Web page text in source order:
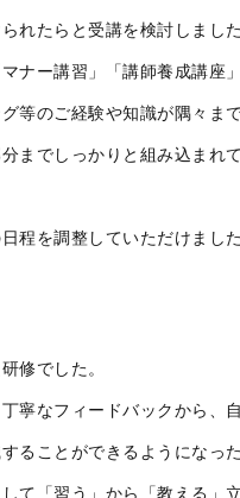
れたらと受講を検討しました
ナー講習」「講師養成講座
等のご経験や知識が隅々ま
までしっかりと組み込まれ
程を調整していただけまし
修でした。
寧なフィードバックから、
ることができるようになっ
て「習う」から「教える」